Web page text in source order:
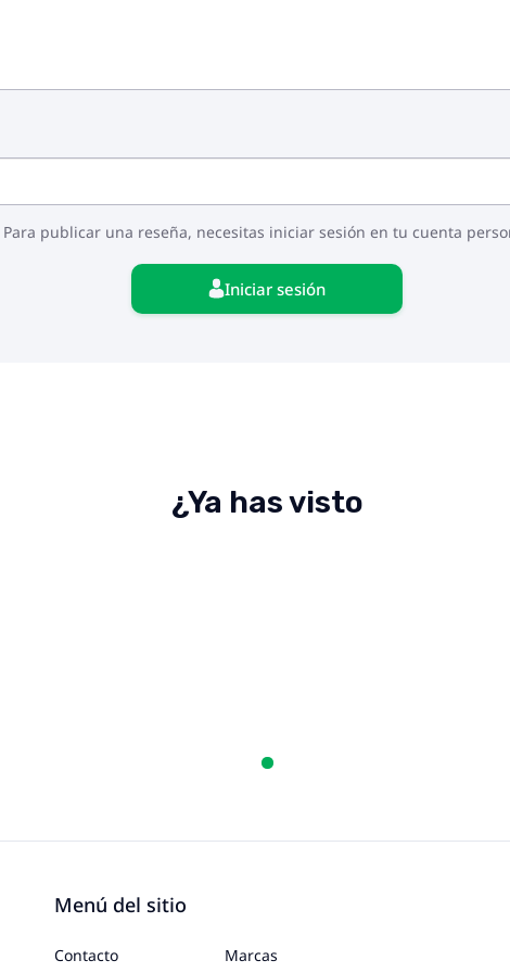
Para publicar una reseña, necesitas iniciar sesión en tu cuenta
Iniciar sesión
¿Ya has visto
Menú del sitio
Contacto Marcas